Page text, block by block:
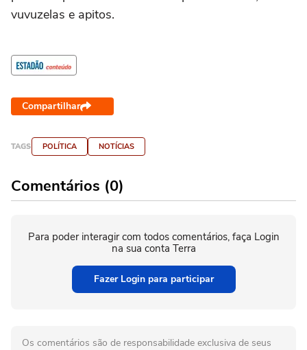
vuvuzelas e apitos.
Compartilhar
TAGS POLÍTICA NOTÍCIAS
Comentários (0)
Para poder interagir com todos comentários, faça Login
na sua conta Terra
Fazer Login para participar
Os comentários são de responsabilidade exclusiva de seus